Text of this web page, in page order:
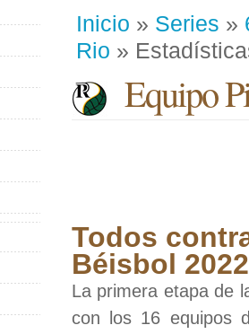
Inicio » Series »
Rio »
Equipo
Todos
Béisbol 2022
La primera etapa de
con los 16 equipos